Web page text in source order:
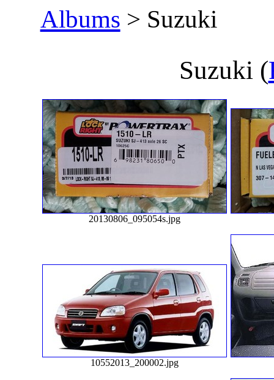
Albums > Suzuki
Suzuki (
20130806_095054s.jpg
10552013_200002.jpg